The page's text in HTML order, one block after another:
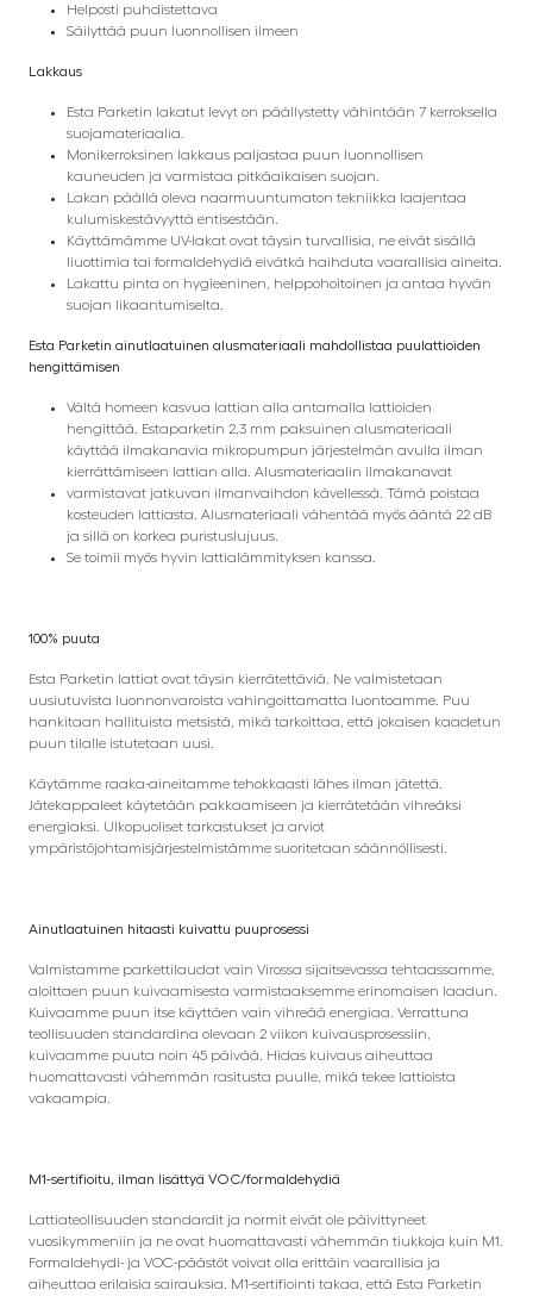
Helposti puhdistettava
Säilyttää puun luonnollisen ilmeen
Lakkaus
Esta Parketin lakatut levyt on päällystetty vähintään 7 kerroksella
suojamateriaalia.
Monikerroksinen lakkaus paljastaa puun luonnollisen
kauneuden ja varmistaa pitkäaikaisen suojan.
Lakan päällä oleva naarmuuntumaton tekniikka laajentaa
kulumiskestävyyttä entisestään.
Käyttämämme UV-lakat ovat täysin turvallisia, ne eivät sisällä
liuottimia tai formaldehydiä eivätkä haihduta vaarallisia aineita.
Lakattu pinta on hygieeninen, helppohoitoinen ja antaa hyvän
suojan likaantumiselta.
Esta Parketin ainutlaatuinen alusmateriaali mahdollistaa puulattioiden
hengittämisen
Vältä homeen kasvua lattian alla antamalla lattioiden
hengittää. Estaparketin 2,3 mm paksuinen alusmateriaali
käyttää ilmakanavia mikropumpun järjestelmän avulla ilman
kierrättämiseen lattian alla. Alusmateriaalin ilmakanavat
varmistavat jatkuvan ilmanvaihdon kävellessä. Tämä poistaa
kosteuden lattiasta. Alusmateriaali vähentää myös ääntä 22 dB
ja sillä on korkea puristuslujuus.
Se toimii myös hyvin lattialämmityksen kanssa.
100% puuta
Esta Parketin lattiat ovat täysin kierrätettäviä. Ne valmistetaan
uusiutuvista luonnonvaroista vahingoittamatta luontoamme. Puu
hankitaan hallituista metsistä, mikä tarkoittaa, että jokaisen kaadetun
puun tilalle istutetaan uusi.
Käytämme raaka-aineitamme tehokkaasti lähes ilman jätettä.
Jätekappaleet käytetään pakkaamiseen ja kierrätetään vihreäksi
energiaksi. Ulkopuoliset tarkastukset ja arviot
ympäristöjohtamisjärjestelmistämme suoritetaan säännöllisesti.
Ainutlaatuinen hitaasti kuivattu puuprosessi
Valmistamme parkettilaudat vain Virossa sijaitsevassa tehtaassamme,
aloittaen puun kuivaamisesta varmistaaksemme erinomaisen laadun.
Kuivaamme puun itse käyttäen vain vihreää energiaa. Verrattuna
teollisuuden standardina olevaan 2 viikon kuivausprosessiin,
kuivaamme puuta noin 45 päivää. Hidas kuivaus aiheuttaa
huomattavasti vähemmän rasitusta puulle, mikä tekee lattioista
vakaampia.
M1-sertifioitu, ilman lisättyä VOC/formaldehydiä
Lattiateollisuuden standardit ja normit eivät ole päivittyneet
vuosikymmeniin ja ne ovat huomattavasti vähemmän tiukkoja kuin M1.
Formaldehydi- ja VOC-päästöt voivat olla erittäin vaarallisia ja
aiheuttaa erilaisia sairauksia. M1-sertifiointi takaa, että Esta Parketin